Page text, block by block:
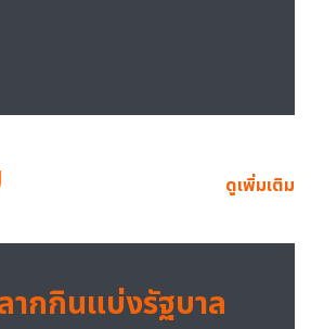
ดูเพิ่มเติม
ากกินแบ่งรัฐบาล